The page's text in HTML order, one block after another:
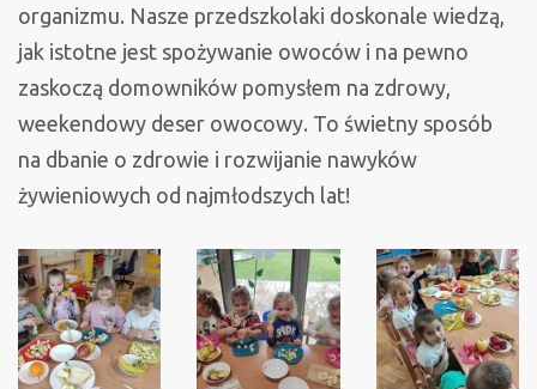
organizmu. Nasze przedszkolaki doskonale wiedzą,
jak istotne jest spożywanie owoców i na pewno
zaskoczą domowników pomysłem na zdrowy,
weekendowy deser owocowy. To świetny sposób
na dbanie o zdrowie i rozwijanie nawyków
żywieniowych od najmłodszych lat!